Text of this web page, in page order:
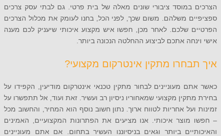
במוסד ציבורי שונים מאלה של בית פרטי. גם לבתי עסק צרכים
משלהם. משום שכך, לפני הכל, בחנו לעומק את מכלול הצרכים
שלכם. לאחר מכן, חפשו איש מקצוע איכותי שיעניק לכם מענה
אתכם לביצוע ההחלטה הנכונה ביותר.
מתקין אינטרקום מקצועי?
מעוניינים לבחור מתקין טכנאי אינטרקום מודיעין, הקפידו על
מקצועי שמאחוריו ניסיון רב ועשיר. זאת ועוד, אל תתפשרו על
ועל אחריות לטווח ארוך. נתון חשוב נוסף הוא המחיר, והחשוב מכל
מוצר איכותי. אנו מציעים את הפתרונות המקצועיים, האמינים
ביותר וגאים בניסיוננו העשיר בתחום. אם אתם מעוניינים